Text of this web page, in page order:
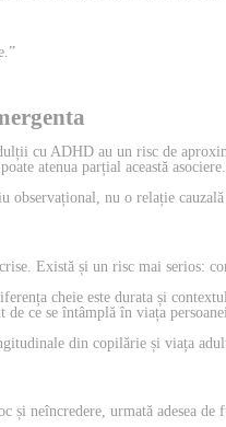
cu ADHD au un risc de
atenua parțial această asociere.
observațional, nu o relație
Există și un risc mai serios:
cheie este durata și
de ce se întâmplă în viața
din copilărie și viața
și neîncredere, urmată